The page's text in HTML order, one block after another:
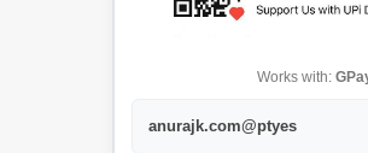
Works with:
anurajk.com@ptyes